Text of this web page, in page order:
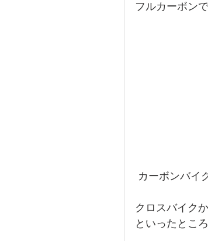
フルカーボン
カーボンバイ
クロスバイク
といったとこ